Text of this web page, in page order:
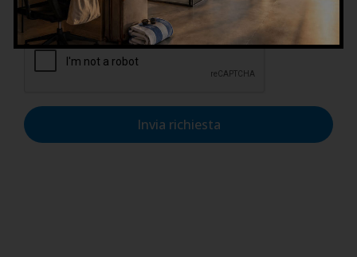
dati personali nel rispetto del GDPR.
Invia richiesta